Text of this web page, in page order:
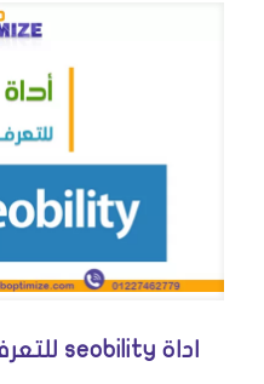
اداة seobility للتعرف على مشاكل السيو